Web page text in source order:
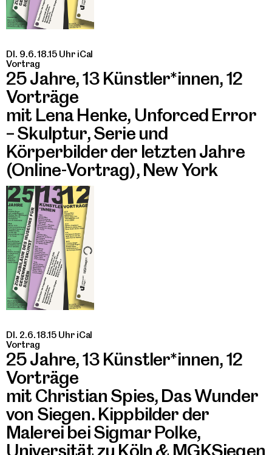
DI. 9.6. 18.15 Uhr iCal
Vortrag
25 Jahre, 13 Künstler*innen, 12
Vorträge
mit Lena Henke, Unforced Error
– Skulptur, Serie und
Körperbilder der letzten Jahre
(Online-Vortrag), New York
DI. 2.6. 18.15 Uhr iCal
Vortrag
25 Jahre, 13 Künstler*innen, 12
Vorträge
mit Christian Spies, Das Wunder
von Siegen. Kippbilder der
Malerei bei Sigmar Polke,
Universität zu Köln & MGKSiegen